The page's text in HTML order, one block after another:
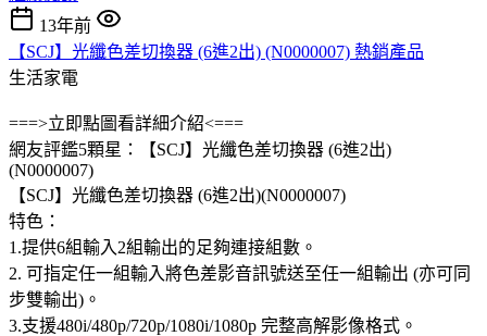
13年前
【SCJ】光纖色差切換器 (6進2出) (N0000007) 熱銷產品
生活家電
===>立即點圖看詳細介紹<===
網友評鑑5顆星：【SCJ】光纖色差切換器 (6進2出)
(N0000007)
【SCJ】光纖色差切換器 (6進2出)(N0000007)
特色：
1.提供6組輸入2組輸出的足夠連接組數。
2. 可指定任一組輸入將色差影音訊號送至任一組輸出 (亦可同
步雙輸出)。
3.支援480i/480p/720p/1080i/1080p 完整高解影像格式。